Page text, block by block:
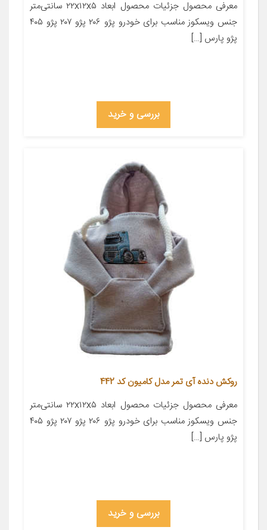
معرفی محصول جزئیات محصول ابعاد ۲۲x۱۲x۵ سانتی‌متر
جنس ویسکوز مناسب برای خودرو پژو ۲۰۶ پژو ۲۰۷ پژو ۴۰۵
پژو پارس […]
بررسی و خرید
روکش دنده آی تمر مدل کامیون کد 442
معرفی محصول جزئیات محصول ابعاد ۲۲x۱۲x۵ سانتی‌متر
جنس ویسکوز مناسب برای خودرو پژو ۲۰۶ پژو ۲۰۷ پژو ۴۰۵
پژو پارس […]
بررسی و خرید